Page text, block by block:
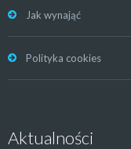
Jak wynająć
Polityka cookies
Aktualności